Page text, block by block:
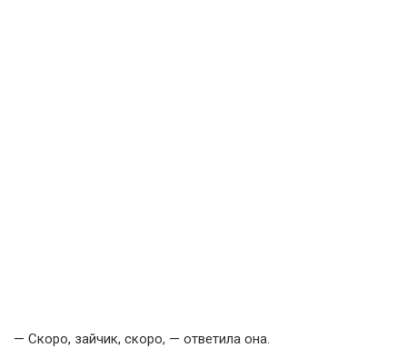
— Скоро, зайчик, скоро, — ответила она.